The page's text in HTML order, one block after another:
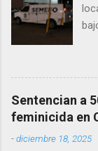
Sentencian a
feminicida en
-diciembre 18, 2025